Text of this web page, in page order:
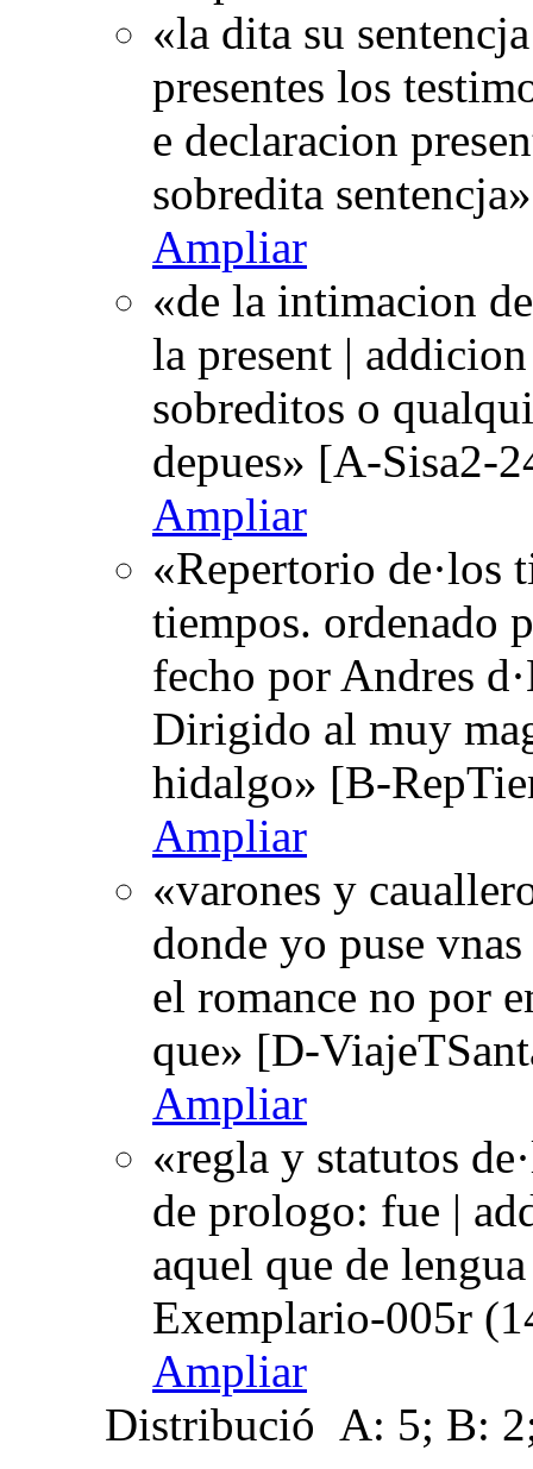
«la dita su
presentes los
e declaracion
sobredita
Ampliar
«de la intimacion
la present |
sobreditos o
depues» [A-Sisa2-
Ampliar
«Repertorio de·los
tiempos. ordenado
fecho por Andres
Dirigido al muy
hidalgo» [B-
Ampliar
«varones y
donde yo puse
el romance no por
que» [D-
Ampliar
«regla y statutos
de prologo: fue |
aquel que de
Exemplario-005r
Ampliar
Distribució A: 5; B: